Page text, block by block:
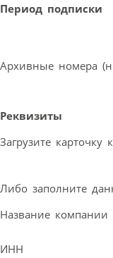
Период подписки
Архивные номера
Реквизиты
Загрузите карточку
Либо заполните
Название компании
ИНН